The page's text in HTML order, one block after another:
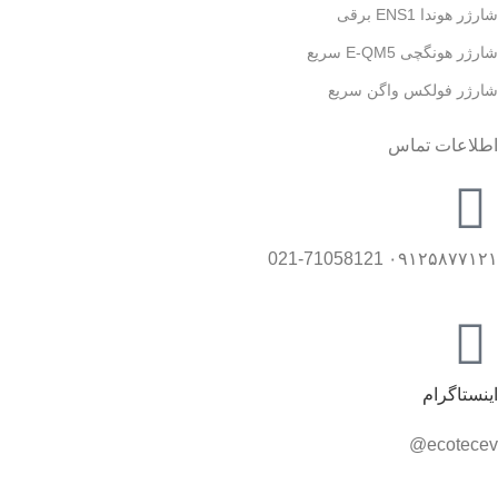
شارژر هوندا ENS1 برقی
شارژر هونگچی E-QM5 سریع
شارژر فولکس واگن سریع
اطلاعات تماس
۰۹۱۲۵۸۷۷۱۲۱ 021-71058121
اینستاگرام
ecotecev@